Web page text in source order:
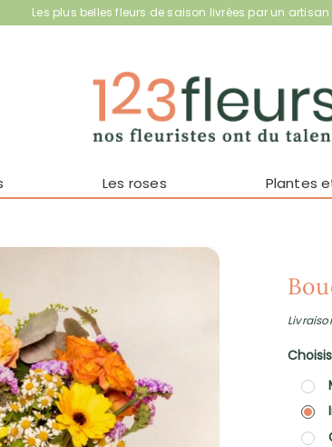
Les plus belles fleurs de saison livrées par un artisan
Les roses Plantes